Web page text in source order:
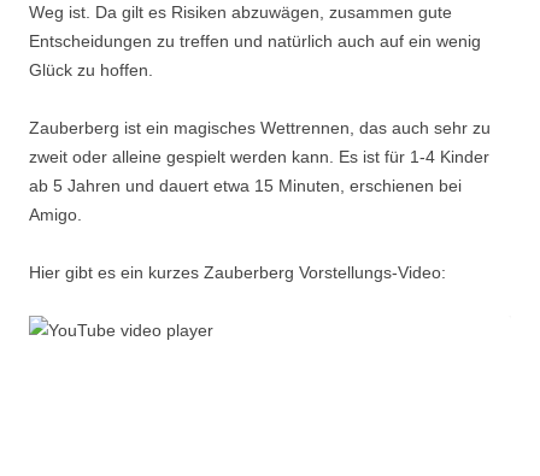
Weg ist. Da gilt es Risiken abzuwägen, zusammen gute
Entscheidungen zu treffen und natürlich auch auf ein wenig
Glück zu hoffen.
Zauberberg ist ein magisches Wettrennen, das auch sehr zu
zweit oder alleine gespielt werden kann. Es ist für 1-4 Kinder
ab 5 Jahren und dauert etwa 15 Minuten, erschienen bei
Amigo.
Hier gibt es ein kurzes Zauberberg Vorstellungs-Video: